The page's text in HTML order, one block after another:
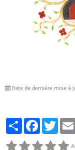
Date de dernière mise à
PartagerFacebook